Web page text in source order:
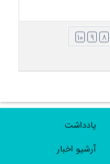
۸ ۹
۱۰
یادداشت
آرشیو اخبار